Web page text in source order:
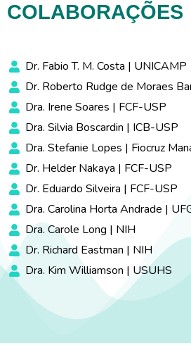
COLABORAÇÕES
Dr. Fabio T. M. Costa | UNICAMP
Dr. Roberto Rudge de Moraes
Dra. Irene Soares | FCF-USP
Dra. Silvia Boscardin | ICB-USP
Dra. Stefanie Lopes | Fiocruz
Dr. Helder Nakaya | FCF-USP
Dr. Eduardo Silveira | FCF-USP
Dra. Carolina Horta Andrade |
Dra. Carole Long | NIH
Dr. Richard Eastman | NIH
Dra. Kim Williamson | USUHS